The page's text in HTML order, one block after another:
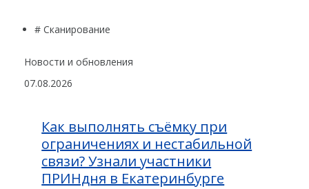
# Сканирование
Новости и обновления
07.08.2026
Как выполнять съёмку при
ограничениях и нестабильной
связи? Узнали участники
ПРИНдня в Екатеринбурге